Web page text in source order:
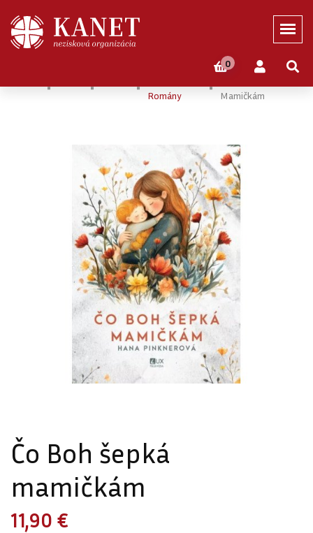
0
Romány
Mamičkám
Čo Boh šepká
mamičkám
11,90 €